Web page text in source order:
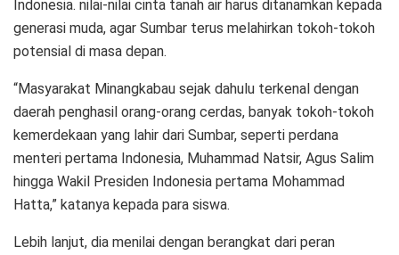
Indonesia. nilai-nilai cinta tanah air harus ditanamkan kepada
generasi muda, agar Sumbar terus melahirkan tokoh-tokoh
potensial di masa depan.
“Masyarakat Minangkabau sejak dahulu terkenal dengan
daerah penghasil orang-orang cerdas, banyak tokoh-tokoh
kemerdekaan yang lahir dari Sumbar, seperti perdana
menteri pertama Indonesia, Muhammad Natsir, Agus Salim
hingga Wakil Presiden Indonesia pertama Mohammad
Hatta,” katanya kepada para siswa.
Lebih lanjut, dia menilai dengan berangkat dari peran